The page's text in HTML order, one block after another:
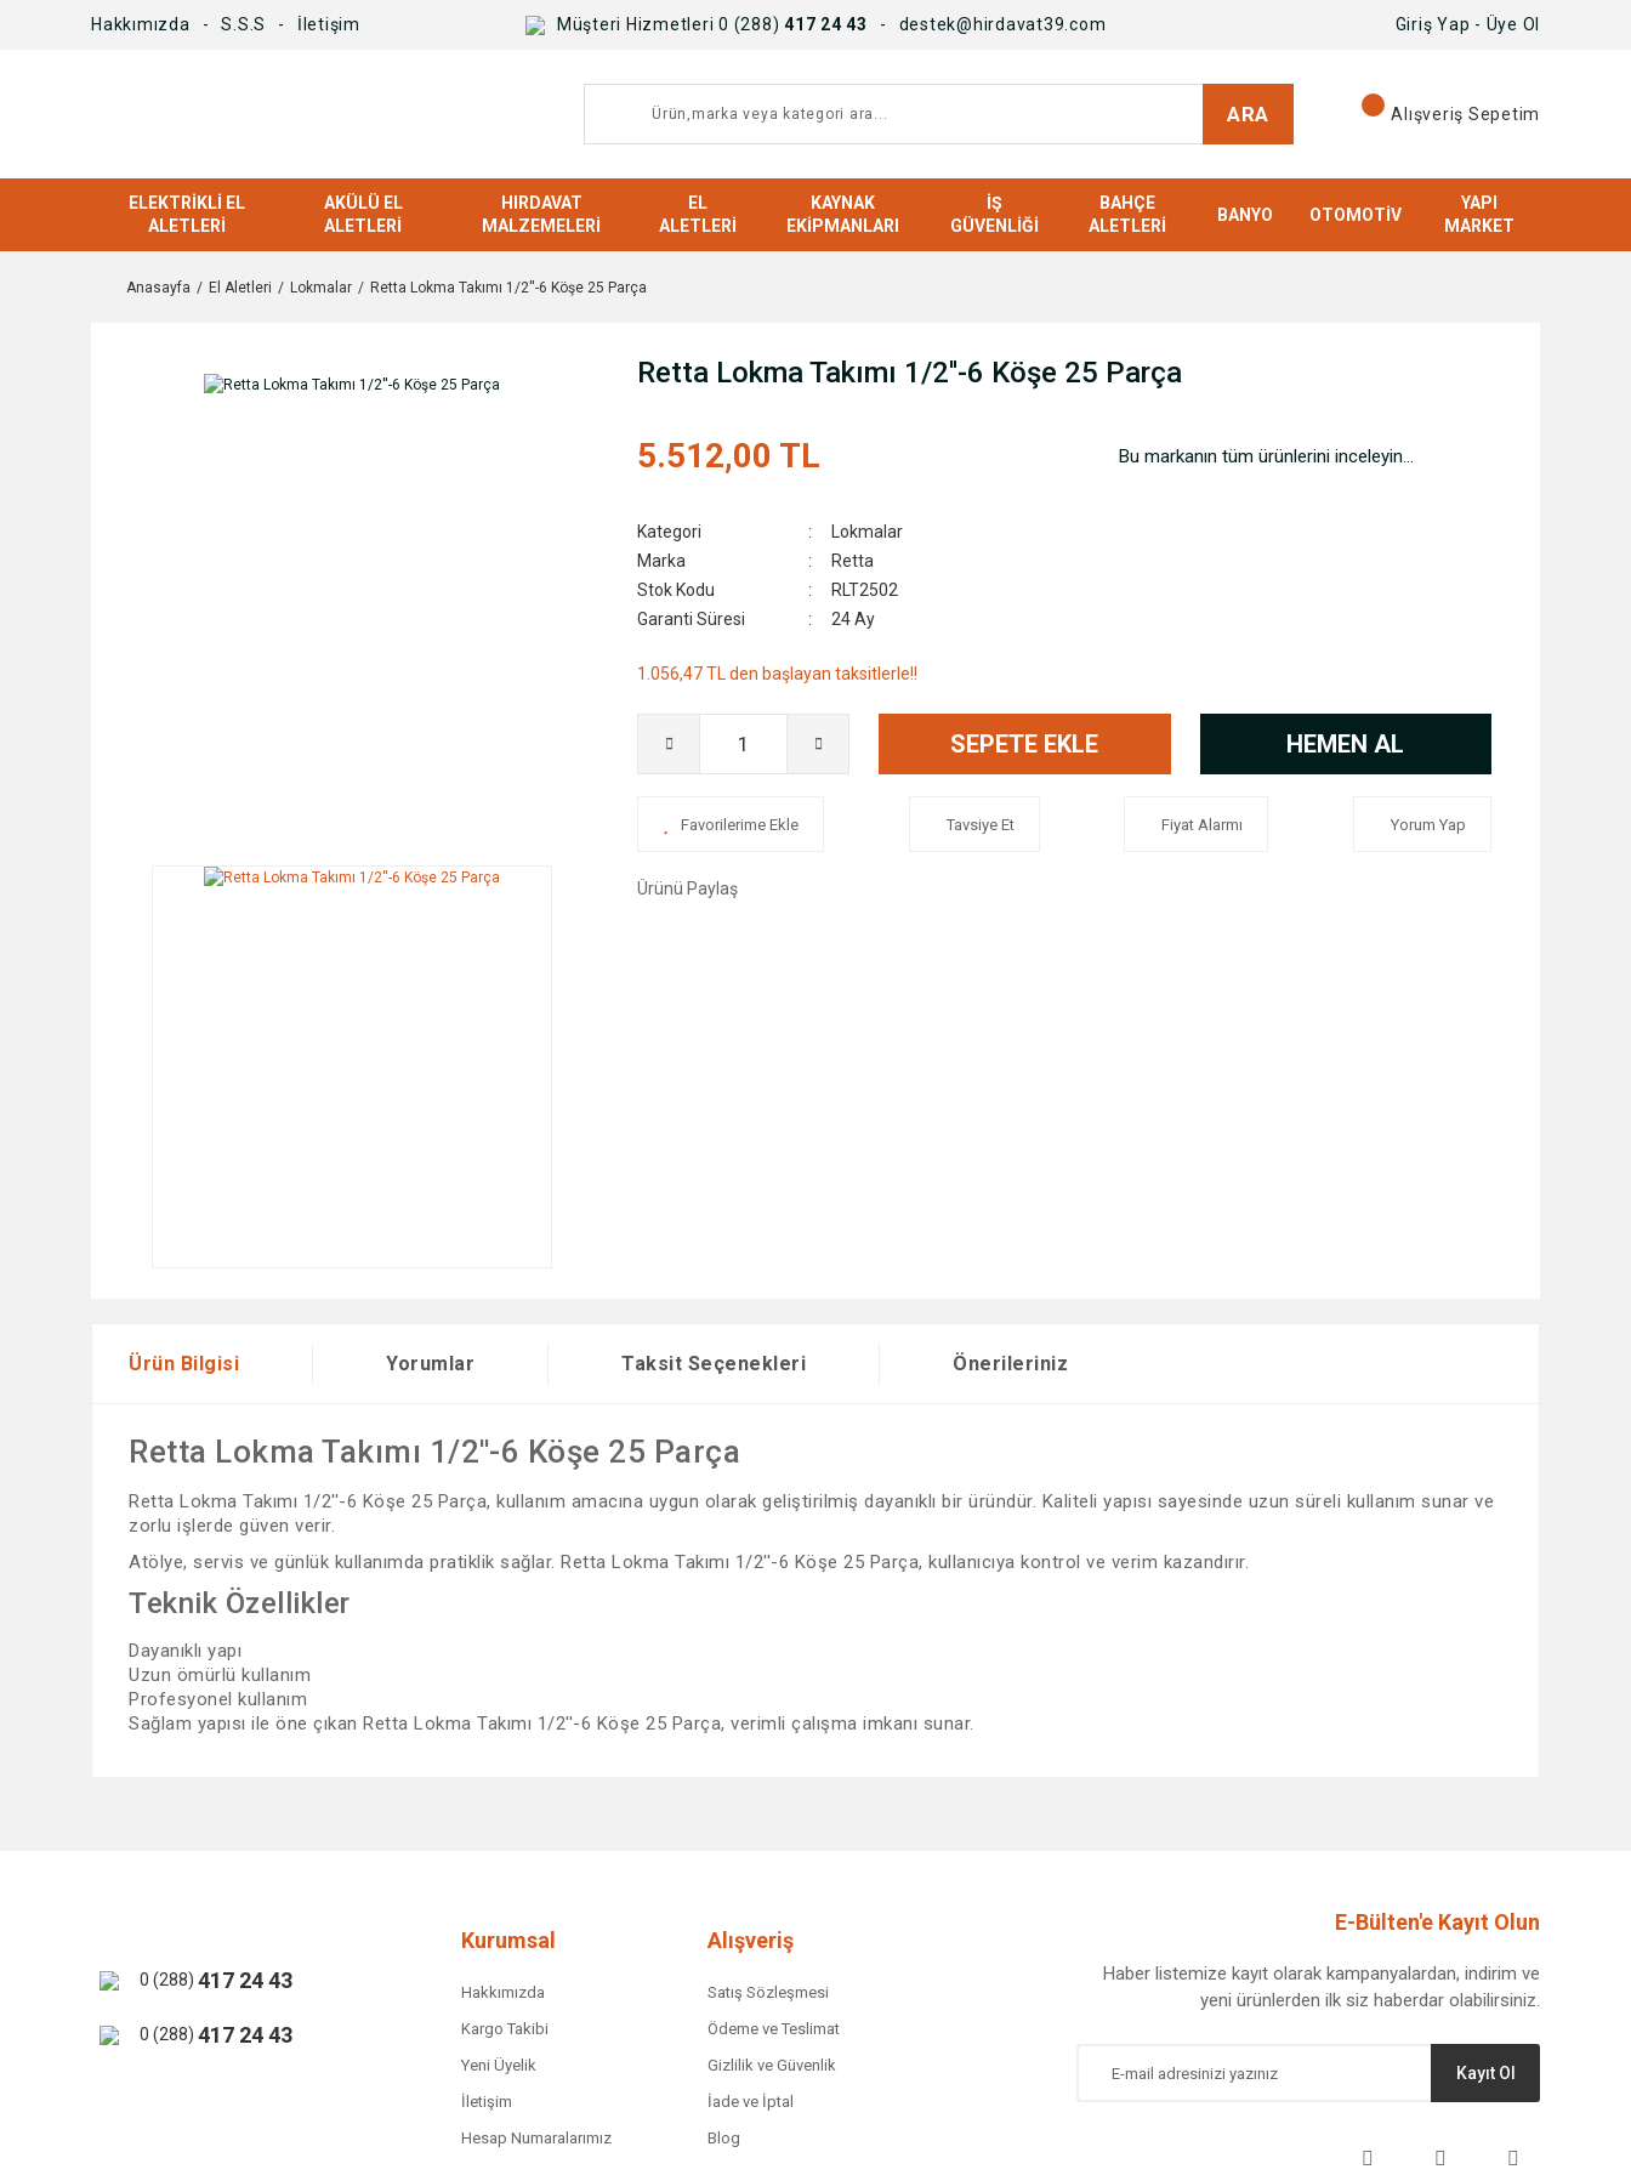
Hakkımızda S.S.S İletişim Müşteri Hizmetleri 0 (288) 417 24 43 destek@hirdavat39.com Giriş Yap - Üye Ol
ARA Alışveriş Sepetim
ELEKTRIKLI EL
ALETLERI
AKÜLÜ EL
ALETLERI
HIRDAVAT
MALZEMELERI
EL
ALETLERI
KAYNAK
EKIPMANLARI
İŞ
GÜVENLIĞI
BAHÇE
ALETLERI
BANYO OTOMOTIV
YAPI
MARKET
Anasayfa El Aletleri Lokmalar Retta Lokma Takımı 1/2''-6 Köşe 25 Parça
Retta Lokma Takımı 1/2''-6 Köşe 25 Parça
5.512,00 TL Bu markanın tüm ürünlerini inceleyin...
Kategori
Lokmalar
Marka
Retta
Stok Kodu
RLT2502
Garanti Süresi
24 Ay
1.056,47 TL den başlayan taksitlerle!!
SEPETE EKLE HEMEN AL
Tavsiye Et Fiyat Alarmı Yorum Yap
Ürünü Paylaş
Ürün Bilgisi Yorumlar Taksit Seçenekleri Önerileriniz
Retta Lokma Takımı 1/2''-6 Köşe 25 Parça
Retta Lokma Takımı 1/2''-6 Köşe 25 Parça, kullanım amacına uygun olarak geliştirilmiş dayanıklı bir üründür. Kaliteli yapısı sayesinde uzun süreli kullanım sunar ve
zorlu işlerde güven verir.
Atölye, servis ve günlük kullanımda pratiklik sağlar. Retta Lokma Takımı 1/2''-6 Köşe 25 Parça, kullanıcıya kontrol ve verim kazandırır.
Teknik Özellikler
Dayanıklı yapı
Uzun ömürlü kullanım
Profesyonel kullanım
Sağlam yapısı ile öne çıkan Retta Lokma Takımı 1/2''-6 Köşe 25 Parça, verimli çalışma imkanı sunar.
Bu ürüne benzer farklı alternatifler olmalı.
0 (288) 417 24 43
0 (288) 417 24 43
Kurumsal
Hakkımızda
Kargo Takibi
Yeni Üyelik
İletişim
Hesap Numaralarımız
Alışveriş
Satış Sözleşmesi
Ödeme ve Teslimat
Gizlilik ve Güvenlik
İade ve İptal
Blog
E-Bülten'e Kayıt Olun
Haber listemize kayıt olarak kampanyalardan, indirim ve
yeni ürünlerden ilk siz haberdar olabilirsiniz.
Kayıt Ol